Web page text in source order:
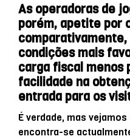
As operadoras de
porém, apetite por
condições mais
carga fiscal menos
facilidade na
entrada para os
É verdade, mas
encontra-se